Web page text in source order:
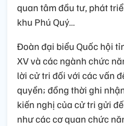
quan tâm đầu tư, phát
khu Phú Quý…
Đoàn đại biểu Quốc hội
XV và các ngành chức
lời cử tri đối với các vấn
quyền; đồng thời ghi
kiến nghị của cử tri gửi
như các cơ quan chức